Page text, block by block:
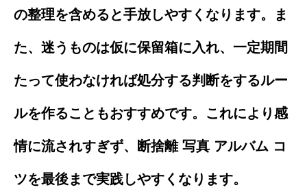
の整理を含めると手放しやすくなります。ま
た、迷うものは仮に保留箱に入れ、一定期間
たって使わなければ処分する判断をするルー
ルを作ることもおすすめです。これにより感
情に流されすぎず、断捨離 写真 アルバム コ
ツを最後まで実践しやすくなります。